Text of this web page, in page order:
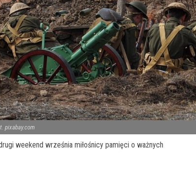
pixabay.com
weekend września miłośnicy pamięci o ważnych